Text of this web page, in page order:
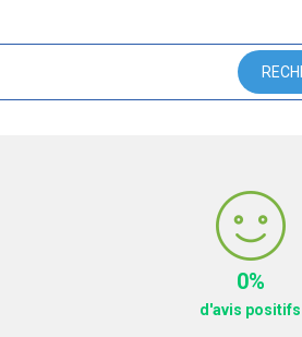
0%
d'avis positifs